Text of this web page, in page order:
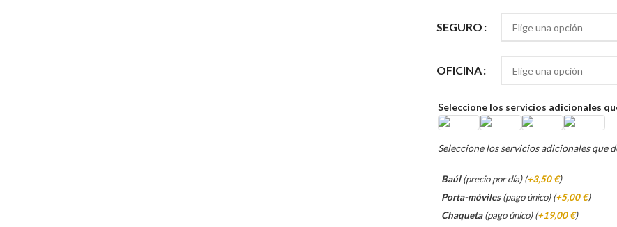
SEGURO
OFICINA
Seleccione los servicios adicionales
Seleccione los servicios adicionales que
Baúl(precio por día) (+3,50 €)
Porta-móviles(pago único) (+5,00 €)
Chaqueta(pago único) (+19,00 €)